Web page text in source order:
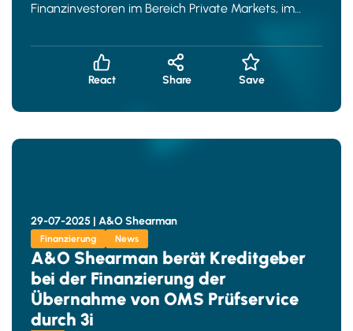
Finanzinvestoren im Bereich Private Markets, im
React Share Save
29-07-2025 | A&O Shearman
Finanzierung News
A&O Shearman berät Kreditgeber
bei der Finanzierung der
Übernahme von OMS Prüfservice
durch 3i